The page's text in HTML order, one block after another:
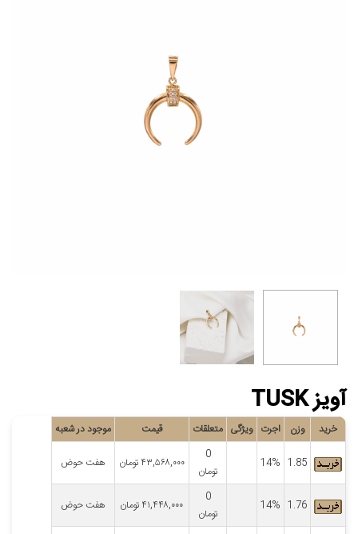
آویز TUSK
خرید وزن اجرت ویژگی متعلقات قیمت موجود در شعبه
1.85
14%
0
تومان
۴۳,۵۶۸,۰۰۰ تومان هفت حوض
1.76
14%
0
تومان
۴۱,۴۴۸,۰۰۰ تومان هفت حوض